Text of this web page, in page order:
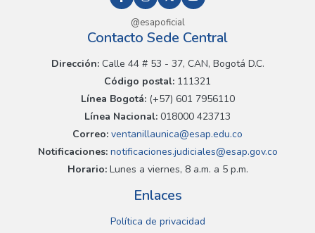
@esapoficial
Contacto Sede Central
Dirección:Calle 44 # 53 - 37, CAN, Bogotá D.C.
Código postal: 111321
Línea Bogotá:(+57) 601 7956110
Línea Nacional: 018000 423713
Correo: ventanillaunica@esap.edu.co
Notificaciones:notificaciones.judiciales@esap.gov.co
Horario:Lunes a viernes, 8 a.m. a 5 p.m.
Enlaces
Política de privacidad